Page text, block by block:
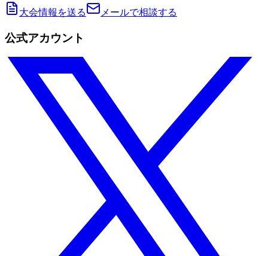
大会情報を送る
メールで相談する
公式アカウント